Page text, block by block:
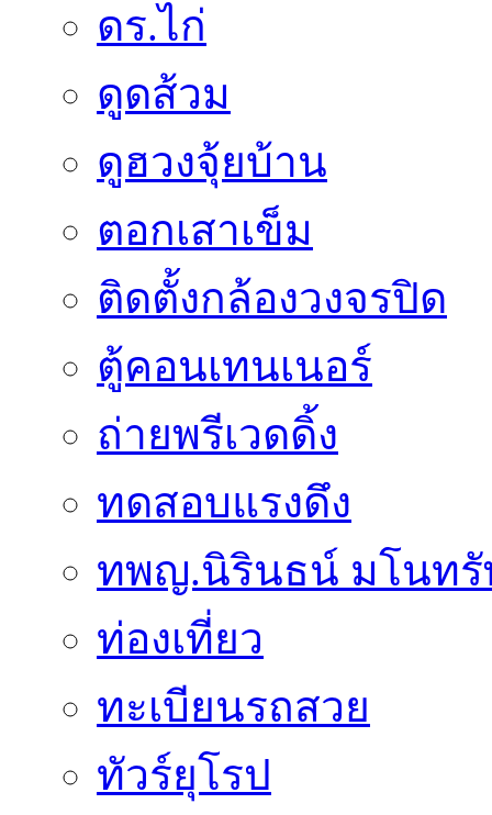
ดร.ไก่
ดูดส้วม
ดูฮวงจุ้ยบ้าน
ตอกเสาเข็ม
ติดตั้งกล้องวงจรปิด
ตู้คอนเทนเนอร์
ถ่ายพรีเวดดิ้ง
ทดสอบแรงดึง
ทพญ.นิรินธน์ มโนท
ท่องเที่ยว
ทะเบียนรถสวย
ทัวร์ยุโรป